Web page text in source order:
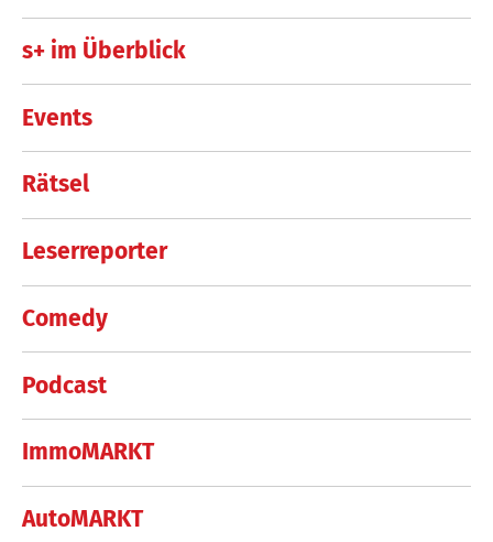
s+ im Überblick
Events
Rätsel
Leserreporter
Comedy
Podcast
ImmoMARKT
AutoMARKT